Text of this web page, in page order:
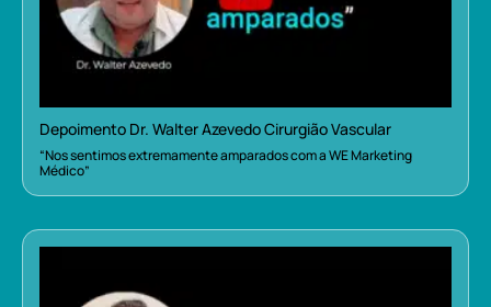
Depoimento Dr. Walter Azevedo Cirurgião Vascular
“Nos sentimos extremamente amparados com a WE Marketing
Médico”